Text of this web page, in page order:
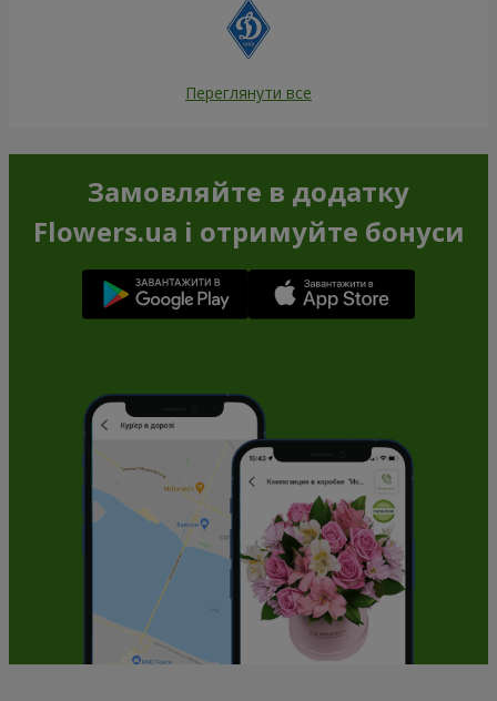
Переглянути все
Замовляйте в додатку
Flowers.ua і отримуйте бонуси